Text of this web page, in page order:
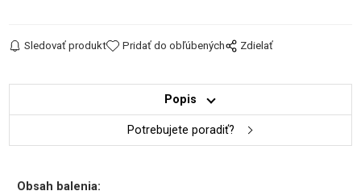
Sledovať produkt Pridať do obľúbených Zdielať
Popis
Potrebujete poradiť?
Obsah balenia: